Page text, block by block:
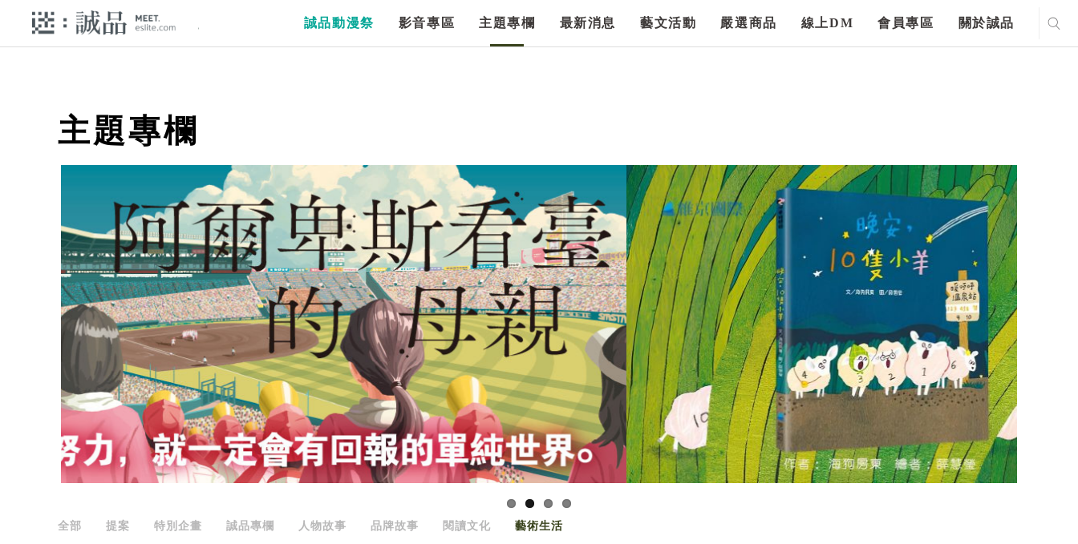
誠品動漫祭 影音專區 主題專欄 最新消息 藝文活動 嚴選商品 線上DM 會員專區 關於誠品
主題專欄
全部 提案 特別企畫 誠品專欄 人物故事 品牌故事 閱讀文化 藝術生活